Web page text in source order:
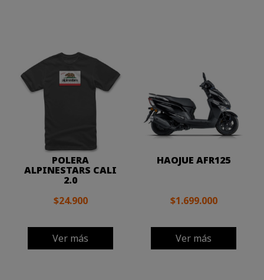
POLERA
ALPINESTARS CALI
2.0
$24.900
Ver más
HAOJUE AFR125
$1.699.000
Ver más